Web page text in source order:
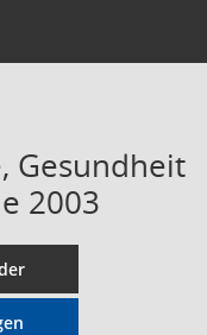
Gesundheit
2003